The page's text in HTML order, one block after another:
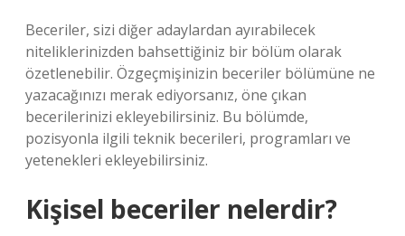
Beceriler, sizi diğer adaylardan ayırabilecek
niteliklerinizden bahsettiğiniz bir bölüm olarak
özetlenebilir. Özgeçmişinizin beceriler bölümüne ne
yazacağınızı merak ediyorsanız, öne çıkan
becerilerinizi ekleyebilirsiniz. Bu bölümde,
pozisyonla ilgili teknik becerileri, programları ve
yetenekleri ekleyebilirsiniz.
Kişisel beceriler nelerdir?